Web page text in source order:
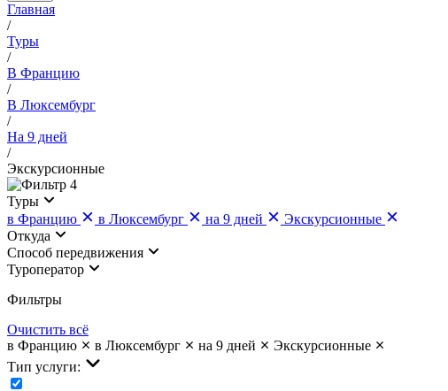
Главная
/
Туры
/
В Францию
/
В Люксембург
/
На 9 дней
/
Экскурсионные
4
Туры
в Францию
в Люксембург на 9 дней
Экскурсионные
Откуда
Cпособ передвижения
Туроператор
Фильтры
Очистить всё
в Францию
в Люксембург на 9 дней
Экскурсионные
Тип услуги: